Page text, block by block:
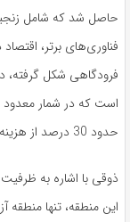
حاصل شد که شامل
فناوری‌های برتر،
فرودگاهی شکل
است که در شمار
حدود 30 درصد از هزینه‌های لجستیکی را کاهش دهد.
ذوقی با اشاره به
این منطقه، تنها